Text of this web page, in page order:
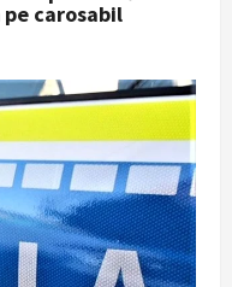
carosabil